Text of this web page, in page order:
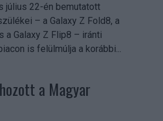
július 22-én bemutatott
– a Galaxy Z Fold8, a
a Galaxy Z Flip8 – iránti
is felülmúlja a korábbi...
a Magyar